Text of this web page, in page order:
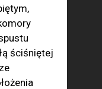
ściśniętej